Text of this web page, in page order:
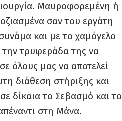
Μαυροφορεμένη ή
σαν του εργάτη
και με το χαμόγελο
την τρυφεράδα της να
όλους μας να αποτελεί
διάθεση στήριξης και
δίκαια το Σεβασμό και το
στη Μάνα.